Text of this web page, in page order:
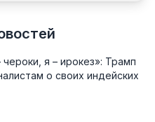
чероки, я – ирокез»: Трамп
о своих индейских